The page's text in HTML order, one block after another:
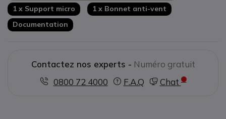
1 x Support micro
1 x Bonnet anti-vent
Documentation
Contactez nos experts - Numéro gratuit
0800 72 4000
F.A.Q Chat